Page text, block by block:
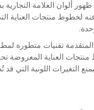
ألوان العلامة
لخطوط منتجات العناية
تقنيات متطورة
التغيرات اللونية التي